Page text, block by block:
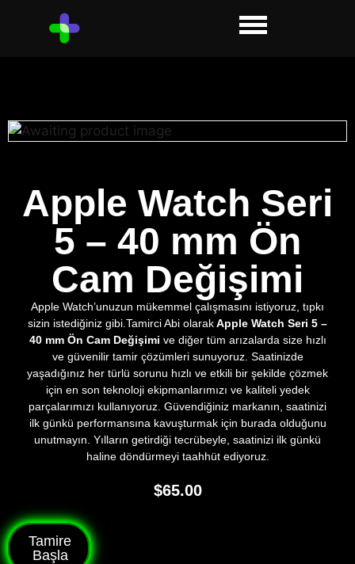
Apple Watch Seri
5 – 40 mm Ön
Cam Değişimi
Apple Watch’unuzun mükemmel çalışmasını istiyoruz, tıpkı
sizin istediğiniz gibi.Tamirci Abi olarakApple Watch Seri 5 –
40 mm Ön Cam Değişimi ve diğer tüm arızalarda size hızlı
ve güvenilir tamir çözümleri sunuyoruz. Saatinizde
yaşadığınız her türlü sorunu hızlı ve etkili bir şekilde çözmek
için en son teknoloji ekipmanlarımızı ve kaliteli yedek
parçalarımızı kullanıyoruz. Güvendiğiniz markanın, saatinizi
ilk günkü performansına kavuşturmak için burada olduğunu
unutmayın. Yılların getirdiği tecrübeyle, saatinizi ilk günkü
haline döndürmeyi taahhüt ediyoruz.
$65.00
Tamire
Başla